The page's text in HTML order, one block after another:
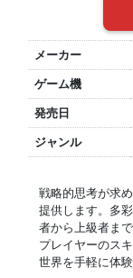
メーカー
ゲーム機
発売日
ジャンル
戦略的思考が求
提供します。多
者から上級者ま
プレイヤーのス
世界を手軽に体